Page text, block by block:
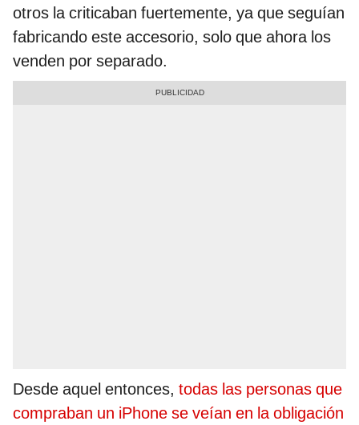
otros la criticaban fuertemente, ya que seguían
fabricando este accesorio, solo que ahora los
venden por separado.
Desde aquel entonces, todas las personas que
compraban un iPhone se veían en la obligación